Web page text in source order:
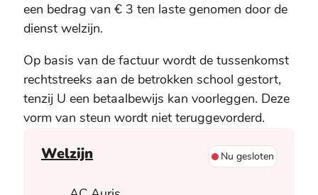
een bedrag van € 3 ten laste genomen door de
dienst welzijn.
Op basis van de factuur wordt de tussenkomst
rechtstreeks aan de betrokken school gestort,
tenzij U een betaalbewijs kan voorleggen. Deze
vorm van steun wordt niet teruggevorderd.
Welzijn Nu gesloten